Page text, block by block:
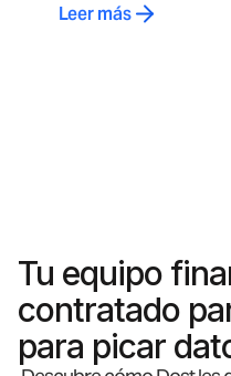
Leer más
Tu equipo
contratado
para picar